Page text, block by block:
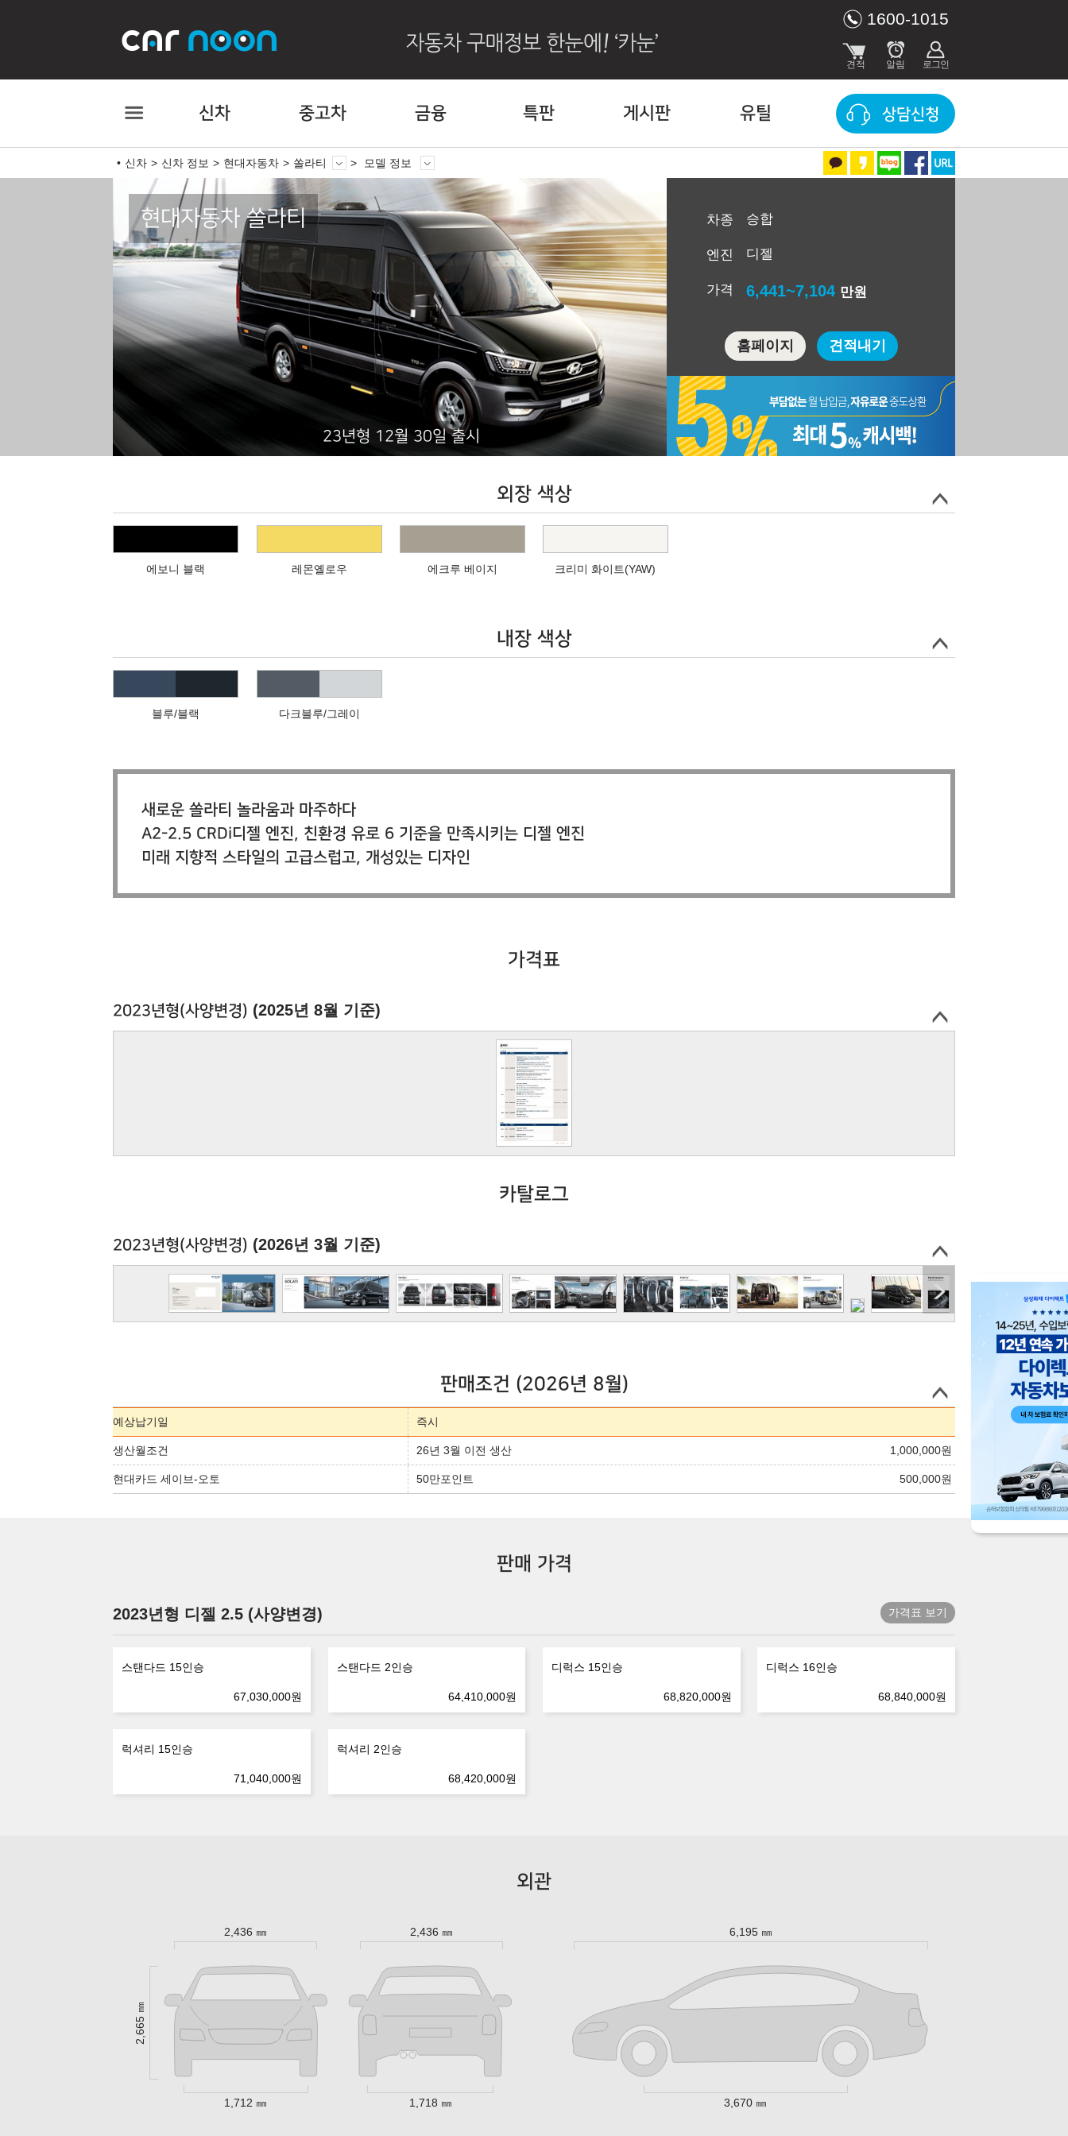
1600-1015
신차 중고차 금융 특판 게시판 유틸 상담신청
신차 신차 정보 현대자동차 쏠라티 모델 정보
현대자동차 쏠라티
23년형 12월 30일 출시
차종 승합
엔진 디젤
가격 6,441~7,104 만원
홈페이지 견적내기
외장 색상
에보니 블랙 레몬옐로우 에크루 베이지 크리미 화이트(YAW)
내장 색상
블루/블랙 다크블루/그레이
새로운 쏠라티 놀라움과 마주하다
A2-2.5 CRDi디젤 엔진, 친환경 유로 6 기준을 만족시키는 디젤 엔진
미래 지향적 스타일의 고급스럽고, 개성있는 디자인
가격표
2023년형(사양변경) (2025년 8월 기준)
카탈로그
2023년형(사양변경) (2026년 3월 기준)
판매조건 (2026년 8월)
예상납기일 즉시
생산월조건 26년 3월 이전 생산 1,000,000원
현대카드 세이브-오토 50만포인트 500,000원
판매 가격
2023년형 디젤 2.5 (사양변경) 가격표 보기
스탠다드 15인승
67,030,000원
스탠다드 2인승
64,410,000원
디럭스 15인승
68,820,000원
디럭스 16인승
68,840,000원
럭셔리 15인승
71,040,000원
럭셔리 2인승
68,420,000원
외관
2,436 ㎜ 2,436 ㎜
2,665 ㎜
1,712 ㎜ 1,718 ㎜
6,195 ㎜
3,670 ㎜